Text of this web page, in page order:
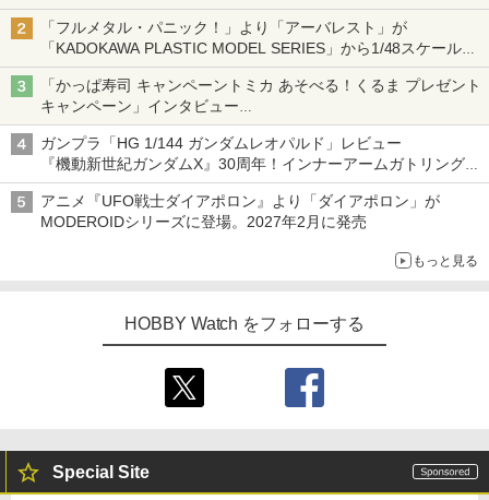
チューバ、テナサクなど5種各3色
「フルメタル・パニック！」より「アーバレスト」が
「KADOKAWA PLASTIC MODEL SERIES」から1/48スケールで
登場！
「かっぱ寿司 キャンペーントミカ あそべる！くるま プレゼント
キャンペーン」インタビュー
子どもが楽しめるかっぱ寿司ならではの体験とコラボの楽しさを
追求
ガンプラ「HG 1/144 ガンダムレオパルド」レビュー
『機動新世紀ガンダムX』30周年！インナーアームガトリングの
変形機構まで再現し最新フォーマットでキット化！
アニメ『UFO戦士ダイアポロン』より「ダイアポロン」が
MODEROIDシリーズに登場。2027年2月に発売
もっと見る
HOBBY Watch をフォローする
Special Site